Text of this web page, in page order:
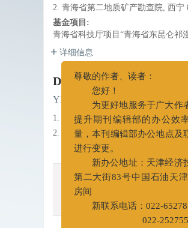
2. 青海省第二地质矿产勘查院, 西宁
基金项目:
青海省科技厅项目“青海省东昆仑祁
详细信息
Development and
YING Chunye , GAO Yuanhong
1. School of Engineering, China
2. Second Geological Mineral
摘要
摘要
尊敬的作者、读者：
您好！
为更好地服务于广
提升期刊编辑部的办
量，本刊编辑部办公地
进行变更。
新办公地址：天津
房间
新联系电话：022-